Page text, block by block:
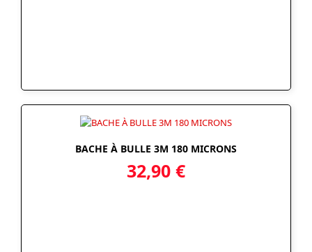
BACHE À BULLE 3M 180 MICRONS
32,90 €